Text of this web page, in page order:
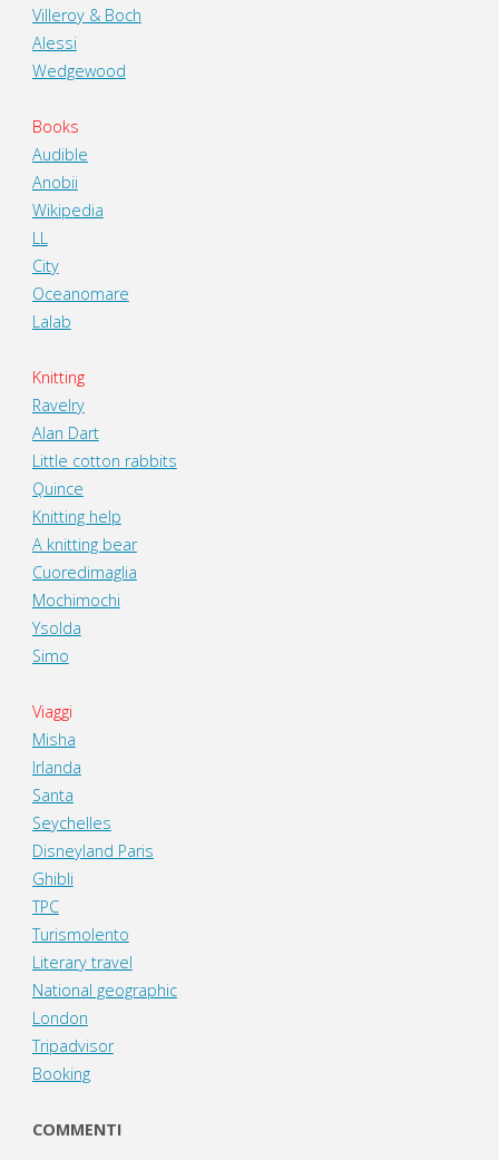
Villeroy & Boch
Alessi
Wedgewood
Books
Audible
Anobii
Wikipedia
LL
City
Oceanomare
Lalab
Knitting
Ravelry
Alan Dart
Little cotton rabbits
Quince
Knitting help
A knitting bear
Cuoredimaglia
Mochimochi
Ysolda
Simo
Viaggi
Misha
Irlanda
Santa
Seychelles
Disneyland Paris
Ghibli
TPC
Turismolento
Literary travel
National geographic
London
Tripadvisor
Booking
COMMENTI